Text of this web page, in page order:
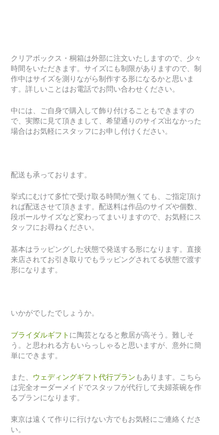
クリアボックス・桐箱は外部に注文いたしますので、少々
時間をいただきます。サイズにも制限がありますので、制
作中はサイズを測りながら制作する形になるかと思いま
す。詳しいことはお電話でお問い合わせください。
中には、ご自身で購入して飾り付けることもできますの
で、実際に見て頂きまして、希望通りのサイズ出なかった
場合はお気軽にスタッフにお申し付けください。
配送も承っております。
挙式にむけて多忙で受け取る時間が無くても、ご指定頂け
れば配送させて頂きます。配送料は作品のサイズや個数、
段ボールサイズなど変わってまいりますので、お気軽にス
タッフにお尋ねください。
基本はラッピングした状態で発送する形になります。直接
来店されてお引き取りでもラッピングされてる状態で渡す
形になります。
いかがでしたでしょうか。
ブライダルギフト に陶芸となると敷居が高そう。難しそ
う。と思われる方もいらっしゃると思いますが、意外に簡
単にできます。
また、 ウェディングギフト代行プラン もあります。こちら
は完全オーダーメイドでスタッフが代行して夫婦茶碗を作
るプランになります。
東京は遠くて作りに行けない方でもお気軽にご連絡くださ
い。